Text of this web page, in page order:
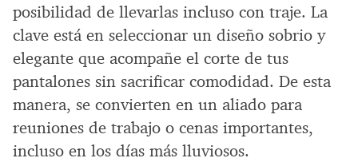
posibilidad de llevarlas incluso con traje. La
clave está en seleccionar un diseño sobrio y
elegante que acompañe el corte de tus
pantalones sin sacrificar comodidad. De esta
manera, se convierten en un aliado para
reuniones de trabajo o cenas importantes,
incluso en los días más lluviosos.